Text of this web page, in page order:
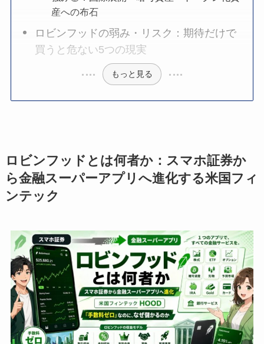
産への布石
ロビンフッドの弱み・リスク：期待だけで
買うと危ない5つの現実
もっと見る
ロビンフッドとは何者か：スマホ証券か
ら金融スーパーアプリへ進化する米国フィ
ンテック